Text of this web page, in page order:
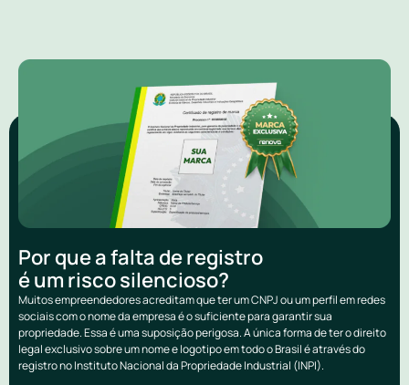
Por que a falta de registro
é um risco silencioso?
Muitos empreendedores acreditam que ter um CNPJ ou um perfil em redes
sociais com o nome da empresa é o suficiente para garantir sua
propriedade. Essa é uma suposição perigosa. A única forma de ter o direito
legal exclusivo sobre um nome e logotipo em todo o Brasil é através do
registro no Instituto Nacional da Propriedade Industrial (INPI).